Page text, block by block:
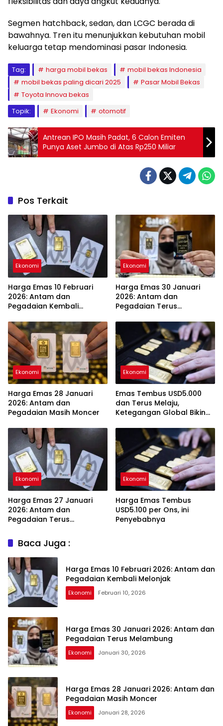
Segmen hatchback, sedan, dan LCGC berada di
bawahnya. Tren itu menunjukkan kebutuhan mobil
keluarga tetap mendominasi pasar Indonesia.
Tag: harga mobil bekas
mobil bekas Indonesia
mobil bekas paling dicari 2025
Pasar Mobil Bekas
Toyota Innova bekas
Topik:
Ekonomi otomotif
Antrean IPO Masih Padat, 6 Calon Emiten
Punya Aset Jumbo di Atas Rp250 Miliar
Pos Terkait
Ekonomi
Harga Emas 10 Februari
2026: Antam dan
Pegadaian Kembali
Ekonomi
Harga Emas 30 Januari
2026: Antam dan
Pegadaian Terus
Ekonomi
Harga Emas 28 Januari
2026: Antam dan
Pegadaian Masih Moncer
Ekonomi
Emas Tembus USD5.000
dan Terus Melaju,
Ketegangan Global Bikin
Ekonomi
Harga Emas 27 Januari
2026: Antam dan
Pegadaian Terus
Ekonomi
Harga Emas Tembus
USD5.100 per Ons, ini
Penyebabnya
Baca Juga :
Harga Emas 10 Februari 2026: Antam dan
Pegadaian Kembali Melonjak
Ekonomi Februari 10, 2026
Harga Emas 30 Januari 2026: Antam dan
Pegadaian Terus Melambung
Ekonomi Januari 30, 2026
Harga Emas 28 Januari 2026: Antam dan
Pegadaian Masih Moncer
Ekonomi Januari 28, 2026